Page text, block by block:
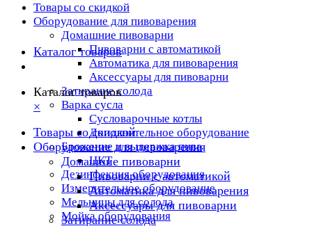
Товары со скидкой
Оборудование для пивоварения
Домашние пивоварни
Пивоварни с автоматикой
Автоматика для пивоварения
Аксессуары для пивоварни
Затирание солода
Варка сусла
Cусловарочные котлы
Дополнительное оборудование
Брожение и выдержка пива
ЦКТ
Дезинфекция оборудования
Измерительное оборудование
Мельницы для солода
Мойка оборудования
Каталог товаров
Каталог товаров
×
Товары со скидкой
Оборудование для пивоварения
Домашние пивоварни
Пивоварни с автоматикой
Автоматика для пивоварения
Аксессуары для пивоварни
Затирание солода